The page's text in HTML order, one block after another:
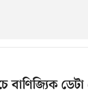
বাণিজ্যিক